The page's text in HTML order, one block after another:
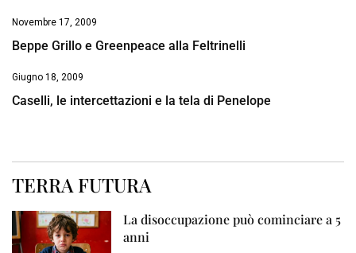
Novembre 17, 2009
Beppe Grillo e Greenpeace alla Feltrinelli
Giugno 18, 2009
Caselli, le intercettazioni e la tela di Penelope
TERRA FUTURA
La disoccupazione può cominciare a 5
anni